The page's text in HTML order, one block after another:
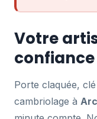
Votre
Porte claquée,
cambriolage à